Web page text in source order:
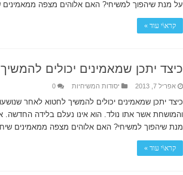
על מנת שיהפוך למשיחי? האם אלוהים מצפה ממאמינים
קרא\י עוד »
כיצד יתכן שמאמינים יכולים
אפריל 7, 2013 יסודות המשיחיות 0
כיצד יתכן שמאמינים יכולים להמשיך לחטוא לאחר
מנת שיהפוך למשיחי? האם אלוהים מצפה ממאמינים
קרא\י עוד »